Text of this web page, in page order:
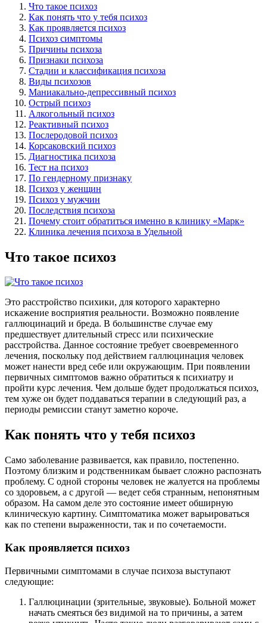
Что такое психоз
Как понять что у тебя психоз
Как проявляется психоз
Психоз симптомы
Причины психоза
Признаки психоза
Стадии и классификация психоза
Виды психозов
Маниакально-депрессивный психоз
Острый психоз
Алкогольный психоз
Реактивный психоз
Послеродовой психоз
Корсаковский психоз
Диагностика психоза
Тест на психоз
По гендерному признаку
Психоз у женщин
Психоз у мужчин
Последствия психоза
Почему стоит обратиться именно в клинику «Марк»
Клиника лечения психоза в Удельной
Что такое психоз
Это расстройство психики, для которого характерно
искажение восприятия реальности. Возможно появление
галлюцинаций и бреда. В большинстве случае ему
предшествует длительный стресс или психические
расстройства. Данное состояние требует своевременного
лечения, поскольку под действием галлюцинация человек
может нанести вред себе или окружающим. При появлении
первичных симптомов важно обратиться к психиатру и
пройти курс лечения. Чем дольше будет продолжаться психоз,
тем хуже он будет поддаваться терапии в следующий раз, а
периоды ремиссии станут заметно короче.
Как понять что у тебя психоз
Само заболевание развивается, как правило, постепенно.
Поэтому близким и родственникам бывает сложно распознать
проблему. С одной стороны человек не жалуется на проблемы
со здоровьем, а с другой — ведет себя странным, непонятным
образом. На самом деле это состояние имеет обширную
клиническую картину. Симптоматика может варьироваться
как по степени выраженности, так и по сочетаемости.
Как проявляется психоз
Первичными симптомами в случае психоза выступают
следующие:
Галлюцинации (зрительные, звуковые). Больной может
начать смеяться без видимой на то причины, а затем